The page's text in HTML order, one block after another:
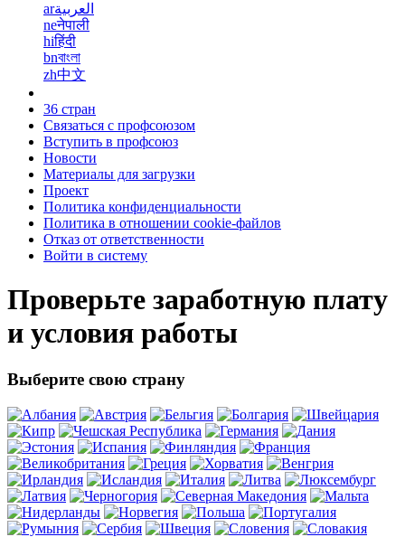
arالعربية
neनेपाली
hiहिंदी
bnবাংলা
zh中文
36 стран
Связаться с профсоюзом
Вступить в профсоюз
Новости
Материалы для загрузки
Проект
Политика конфиденциальности
Политика в отношении cookie-файлов
Отказ от ответственности
Войти в систему
Проверьте заработную плату
и условия работы
Выберите свою страну